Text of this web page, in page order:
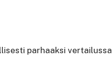
parhaaksi vertailussa